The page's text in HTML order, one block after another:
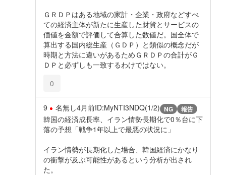
ＧＲＤＰはある地域の家計・企業・政府などすべ
ての経済主体が新たに生産した財貨とサービスの
価値を金額で評価して合算した数値だ。国全体で
算出する国内総生産（ＧＤＰ）と類似の概念だが
時期と方法に違いがあるためＧＲＤＰの合計がＧ
ＤＰと必ずしも一致するわけではない。
0
9 名無し4月前ID:MyNTI3NDQ(1/2) NG 報告
韓国の経済成長率、イラン情勢長期化で0％台に下
落の予想「戦争1年以上で最悪の状況に」
イラン情勢が長期化した場合、韓国経済にかなり
の衝撃が及ぶ可能性があるという分析が出され
た。